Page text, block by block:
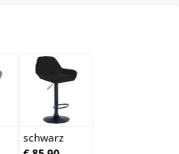
schwarz
schwarz